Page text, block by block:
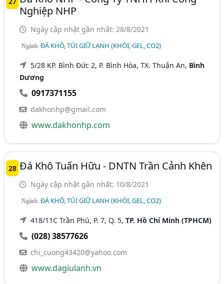
Nghiệp NHP
Ngày cập nhật gần nhất: 28/8/2021
Ngành:ĐÁ KHÔ, TÚI GIỮ LẠNH (KHÓI, GEL, CO2)
5/28 KP. Bình Đức 2, P. Bình Hòa, TX. Thuận An, Bình
Dương
0917371155
dakhonhp@gmail.com
www.dakhonhp.com
28 Đá Khô Tuấn Hữu - DNTN Trần Cảnh Khên
Ngày cập nhật gần nhất: 10/8/2021
Ngành:ĐÁ KHÔ, TÚI GIỮ LẠNH (KHÓI, GEL, CO2)
418/11C Trần Phú, P. 7, Q. 5,TP. Hồ Chí Minh (TPHCM)
(028) 38577626
chi_cuong43420@yahoo.com
www.dagiulanh.vn